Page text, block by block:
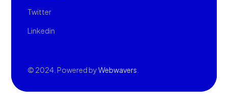
Twitter
Linkedin
© 2024. Powered byWebwavers